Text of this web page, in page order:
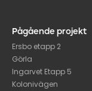
Pågående projekt
Ersbo etapp 2
Görla
Ingarvet Etapp 5
Kolonivägen